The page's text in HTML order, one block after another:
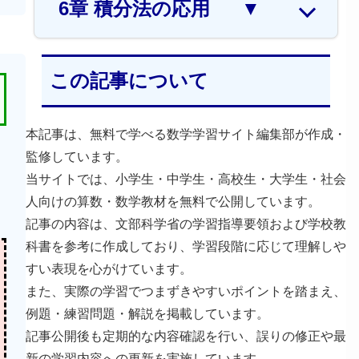
6章 積分法の応用 ▼
この記事について
本記事は、無料で学べる数学学習サイト編集部が作成・
監修しています。
当サイトでは、小学生・中学生・高校生・大学生・社会
人向けの算数・数学教材を無料で公開しています。
記事の内容は、文部科学省の学習指導要領および学校教
科書を参考に作成しており、学習段階に応じて理解しや
すい表現を心がけています。
また、実際の学習でつまずきやすいポイントを踏まえ、
例題・練習問題・解説を掲載しています。
記事公開後も定期的な内容確認を行い、誤りの修正や最